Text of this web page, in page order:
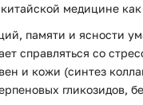
медицине
памяти и ясности
справляться со
и кожи (синтез
гликозидов,